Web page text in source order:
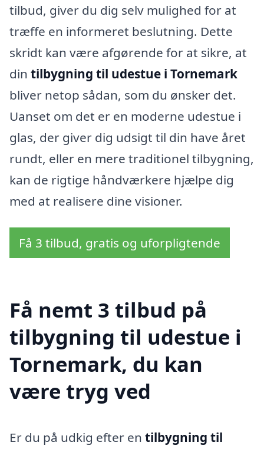
tilbud, giver du dig selv mulighed for at
træffe en informeret beslutning. Dette
skridt kan være afgørende for at sikre, at
din tilbygning til udestue i Tornemark
bliver netop sådan, som du ønsker det.
Uanset om det er en moderne udestue i
glas, der giver dig udsigt til din have året
rundt, eller en mere traditionel tilbygning,
kan de rigtige håndværkere hjælpe dig
med at realisere dine visioner.
Få 3 tilbud, gratis og uforpligtende
Få nemt 3 tilbud på
tilbygning til udestue i
Tornemark, du kan
være tryg ved
Er du på udkig efter en tilbygning til